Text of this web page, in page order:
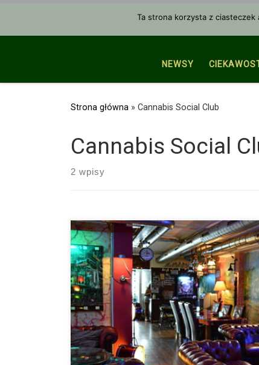
NEWSY
Strona główna » Cannabis Social Club
Cannabis Social
2 wpisy
Czy To Już Koniec Klubów Kannabisowych w
Orzeczenie Sądu Najwyższego Katalonii może
zajmujących się handlem marihuaną. Od
[…]
Ta strona korzysta z ciasteczek